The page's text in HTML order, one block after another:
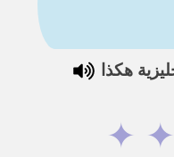
هكذا
✦
✦